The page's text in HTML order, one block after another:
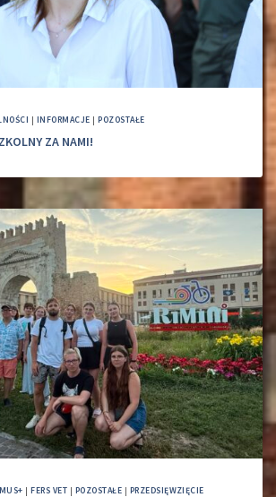
| INFORMACJE |POZOSTAŁE
ZA NAMI!
|FERS VET | POZOSTAŁE | PRZEDSIĘWZIĘCIE